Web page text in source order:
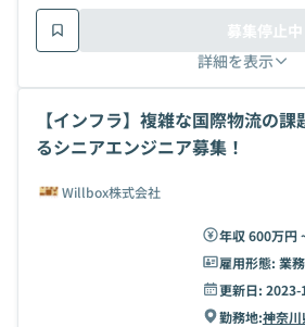
詳細を表示
募集停止中
【インフラ】複雑な国際物流の
るシニアエンジニア募集！
Willbox株式会社
年収 600万円
雇用形態: 業
更新日: 2023-
勤務地:神奈川